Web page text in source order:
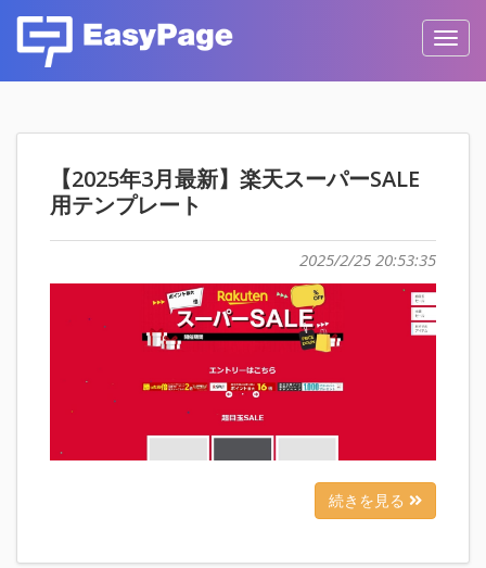
【2025年3月最新】楽天スーパーSALE
用テンプレート
2025/2/25 20:53:35
続きを見る